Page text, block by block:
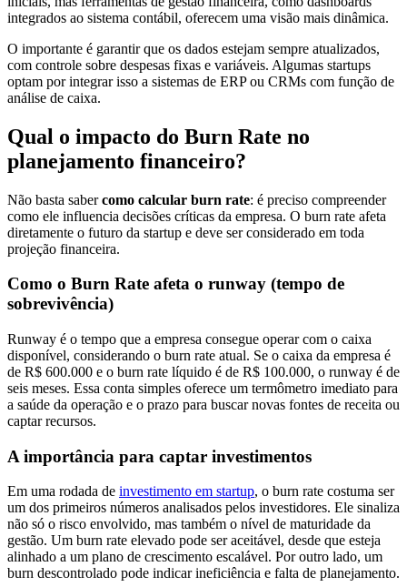
integrados ao sistema contábil, oferecem uma visão mais dinâmica.
O importante é garantir que os dados estejam sempre atualizados,
com controle sobre despesas fixas e variáveis. Algumas startups
optam por integrar isso a sistemas de ERP ou CRMs com função de
análise de caixa.
Qual o impacto do Burn Rate no
planejamento financeiro?
Não basta sabercomo calcular burn rate: é preciso compreender
como ele influencia decisões críticas da empresa. O burn rate afeta
diretamente o futuro da startup e deve ser considerado em toda
projeção financeira.
Como o Burn Rate afeta o runway (tempo de
sobrevivência)
Runway é o tempo que a empresa consegue operar com o caixa
disponível, considerando o burn rate atual. Se o caixa da empresa é
de R$ 600.000 e o burn rate líquido é de R$ 100.000, o runway é de
seis meses. Essa conta simples oferece um termômetro imediato para
a saúde da operação e o prazo para buscar novas fontes de receita ou
captar recursos.
A importância para captar investimentos
Em uma rodada de investimento em startup, o burn rate costuma ser
um dos primeiros números analisados pelos investidores. Ele sinaliza
não só o risco envolvido, mas também o nível de maturidade da
gestão. Um burn rate elevado pode ser aceitável, desde que esteja
alinhado a um plano de crescimento escalável. Por outro lado, um
burn descontrolado pode indicar ineficiência e falta de planejamento.